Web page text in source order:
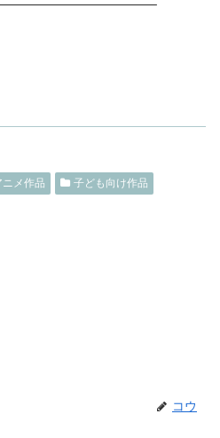
ニメ作品 子ども向け作品
コウ